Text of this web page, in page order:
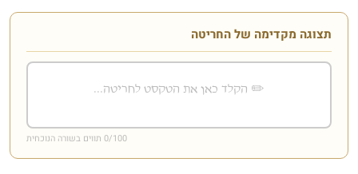
תצוגה מקדימה של החריטה
0/100 תווים בשורה הנוכחית